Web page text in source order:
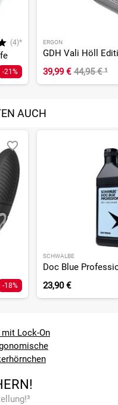
(4)*
-21%
ERGON
GDH Vali Höll
39,99 € 44,95 €¹
AUCH
-18%
SCHWALBE
23,90 €
Lock-On